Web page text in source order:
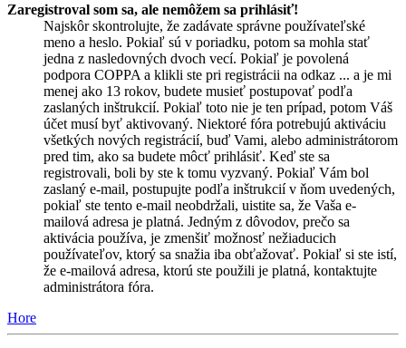
Zaregistroval som sa, ale nemôžem sa prihlásiť!
Najskôr skontrolujte, že zadávate správne používateľské
meno a heslo. Pokiaľ sú v poriadku, potom sa mohla stať
jedna z nasledovných dvoch vecí. Pokiaľ je povolená
podpora COPPA a klikli ste pri registrácii na odkaz ... a je mi
menej ako 13 rokov, budete musieť postupovať podľa
zaslaných inštrukcií. Pokiaľ toto nie je ten prípad, potom Váš
účet musí byť aktivovaný. Niektoré fóra potrebujú aktiváciu
všetkých nových registrácií, buď Vami, alebo administrátorom
pred tim, ako sa budete môcť prihlásiť. Keď ste sa
registrovali, boli by ste k tomu vyzvaný. Pokiaľ Vám bol
zaslaný e-mail, postupujte podľa inštrukcií v ňom uvedených,
pokiaľ ste tento e-mail neobdržali, uistite sa, že Vaša e-
mailová adresa je platná. Jedným z dôvodov, prečo sa
aktivácia používa, je zmenšiť možnosť nežiaducich
používateľov, ktorý sa snažia iba obťažovať. Pokiaľ si ste istí,
že e-mailová adresa, ktorú ste použili je platná, kontaktujte
administrátora fóra.
Hore